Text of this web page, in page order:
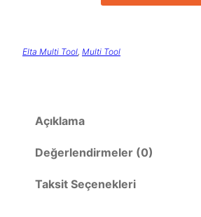
r
lM
Elta Multi Tool, Multi Tool
Açıklama
Değerlendirmeler (0)
Taksit Seçenekleri